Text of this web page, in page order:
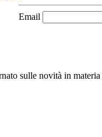
Email
sulle novità in